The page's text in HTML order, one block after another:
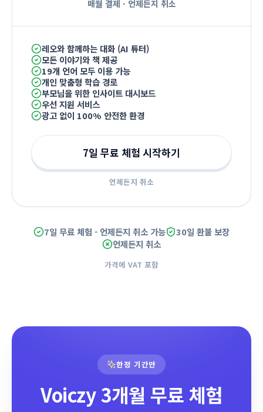
매월 결제 · 언제든지 취소
레오와 함께하는 대화 (AI 튜터)
모든 이야기와 책 제공
19개 언어 모두 이용 가능
개인 맞춤형 학습 경로
부모님을 위한 인사이트 대시보드
우선 지원 서비스
광고 없이 100% 안전한 환경
7일 무료 체험 시작하기
언제든지 취소
7일 무료 체험 - 언제든지 취소 가능
30일 환불 보장
언제든지 취소
가격에 VAT 포함
한정 기간만
Voiczy 3개월 무료 체험